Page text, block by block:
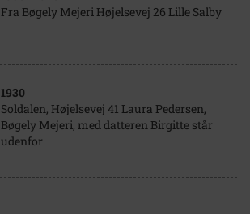
Fra Bøgely Mejeri Højelsevej 26 Lille Salby
1930
Soldalen, Højelsevej 41 Laura Pedersen,
Bøgely Mejeri, med datteren Birgitte står
udenfor